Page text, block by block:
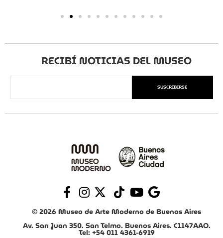
RECIBÍ NOTICIAS DEL MUSEO
SUSCRIBIRSE
© 2026 Museo de Arte Moderno de Buenos Aires
Av. San Juan 350. San Telmo. Buenos Aires. C1147AAO.
Tel: +54 011 4361-6919